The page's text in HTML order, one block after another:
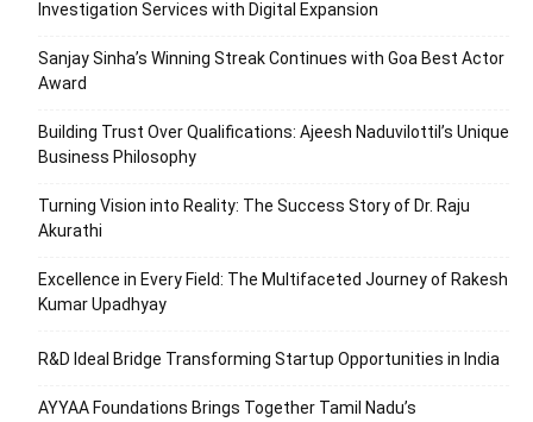
Investigation Services with Digital Expansion
Sanjay Sinha’s Winning Streak Continues with Goa Best Actor
Award
Building Trust Over Qualifications: Ajeesh Naduvilottil’s Unique
Business Philosophy
Turning Vision into Reality: The Success Story of Dr. Raju
Akurathi
Excellence in Every Field: The Multifaceted Journey of Rakesh
Kumar Upadhyay
R&D Ideal Bridge Transforming Startup Opportunities in India
AYYAA Foundations Brings Together Tamil Nadu’s